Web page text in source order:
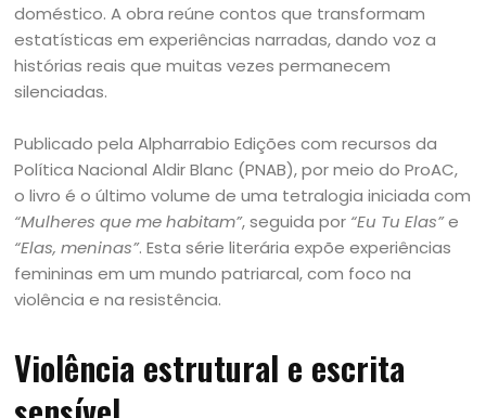
doméstico. A obra reúne contos que transformam
estatísticas em experiências narradas, dando voz a
histórias reais que muitas vezes permanecem
silenciadas.
Publicado pela Alpharrabio Edições com recursos da
Política Nacional Aldir Blanc (PNAB), por meio do ProAC,
o livro é o último volume de uma tetralogia iniciada com
“Mulheres que me habitam”, seguida por “Eu Tu Elas”e
“Elas, meninas”. Esta série literária expõe experiências
femininas em um mundo patriarcal, com foco na
violência e na resistência.
Violência estrutural e escrita